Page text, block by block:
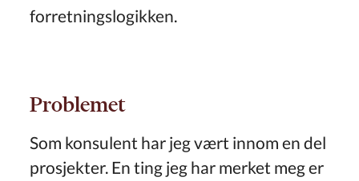
forretningslogikken.
Problemet
Som konsulent har jeg vært innom en del
prosjekter. En ting jeg har merket meg er